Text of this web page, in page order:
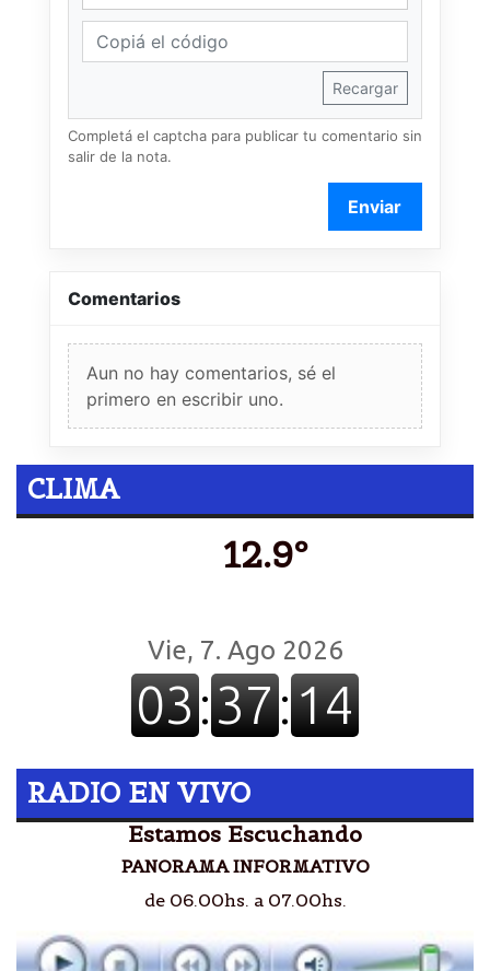
Recargar
Completá el captcha para publicar tu comentario sin
salir de la nota.
Enviar
Comentarios
Aun no hay comentarios, sé el
primero en escribir uno.
CLIMA
12.9º
RADIO EN VIVO
Estamos Escuchando
PANORAMA INFORMATIVO
de 06.00hs. a 07.00hs.